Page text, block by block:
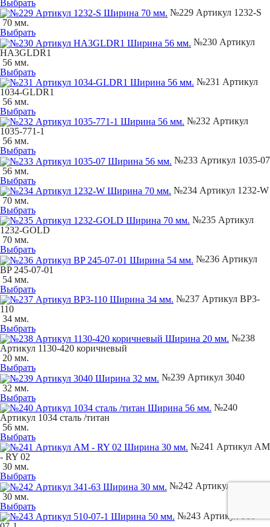
Выбрать
№229 Артикул 1232-S
70 мм.
Выбрать
№230 Артикул
НA3GLDR1
56 мм.
Выбрать
№231 Артикул
1034-GLDR1
56 мм.
Выбрать
№232 Артикул
1035-771-1
56 мм.
Выбрать
№233 Артикул 1035-07
56 мм.
Выбрать
№234 Артикул 1232-W
70 мм.
Выбрать
№235 Артикул
1232-GOLD
70 мм.
Выбрать
№236 Артикул
BP 245-07-01
54 мм.
Выбрать
№237 Артикул BP3-
110
34 мм.
Выбрать
№238
Артикул 1130-420 коричневый
20 мм.
Выбрать
№239 Артикул 3040
32 мм.
Выбрать
№240
Артикул 1034 сталь /титан
56 мм.
Выбрать
№241 Артикул AM
- RY 02
30 мм.
Выбрать
№242 Артикул 341-63
30 мм.
Выбрать
№243 Артикул 510-